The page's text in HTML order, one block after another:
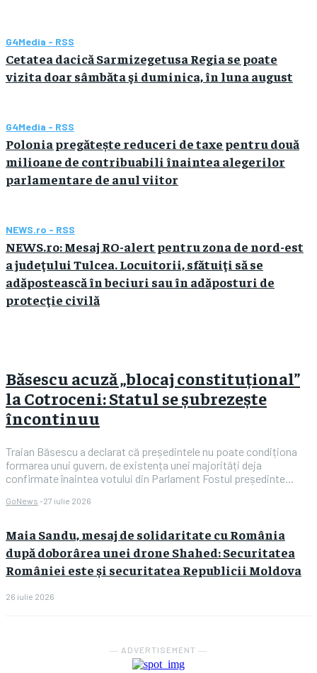
G4Media - RSS
Cetatea dacică Sarmizegetusa Regia se poate
vizita doar sâmbăta şi duminica, în luna august
G4Media - RSS
Polonia pregătește reduceri de taxe pentru două
milioane de contribuabili înaintea alegerilor
parlamentare de anul viitor
NEWS.ro - RSS
NEWS.ro: Mesaj RO-alert pentru zona de nord-est
a judeţului Tulcea. Locuitorii, sfătuiţi să se
adăpostească în beciuri sau în adăposturi de
protecţie civilă
Băsescu acuză „blocaj constituțional”
la Cotroceni: Statul se șubrezește
încontinuu
Traian Băsescu a declarat că președintele nu poate condiționa
formarea unui guvern, de existența unei majorități deja
confirmate înaintea votului din Parlament Fostul președinte...
GoNews -27 iulie 2026
Maia Sandu, mesaj de solidaritate cu România
după doborârea unei drone Shahed: Securitatea
României este și securitatea Republicii Moldova
26 iulie 2026
― ADVERTISEMENT ―